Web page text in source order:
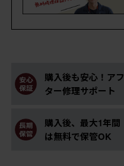
購入後も安心！アフ
ター修理サポート
購入後、最大1年間
は無料で保管OK